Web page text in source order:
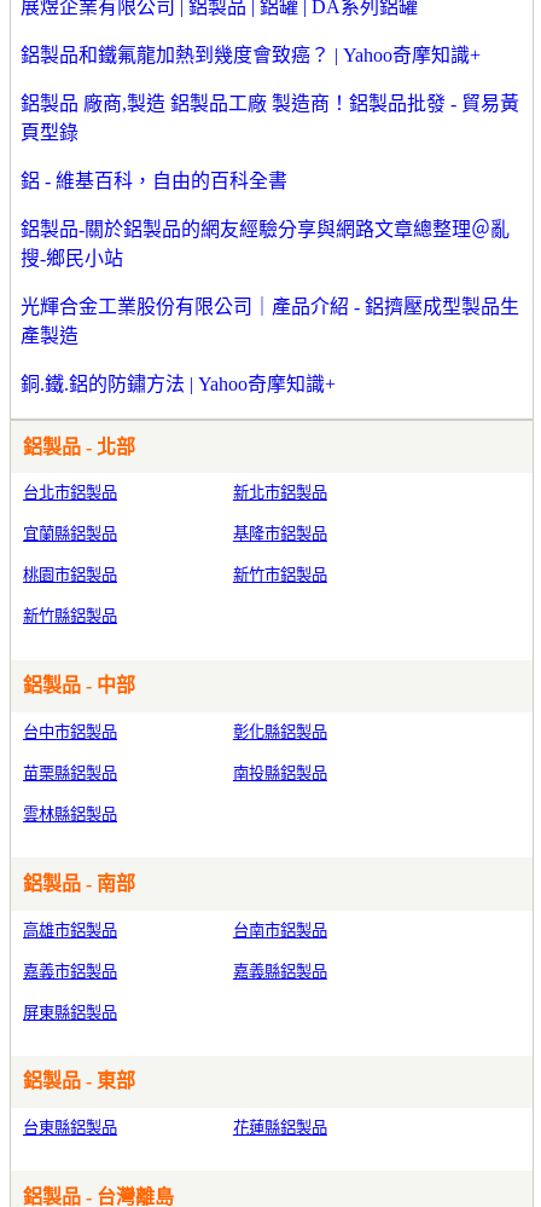
展煜企業有限公司 | 鋁製品 | 鋁罐 | DA系列鋁罐
鋁製品和鐵氟龍加熱到幾度會致癌？ | Yahoo奇摩知識+
鋁製品 廠商,製造 鋁製品工廠 製造商！鋁製品批發 - 貿易黃
頁型錄
鋁 - 維基百科，自由的百科全書
鋁製品-關於鋁製品的網友經驗分享與網路文章總整理＠亂
搜-鄉民小站
光輝合金工業股份有限公司｜產品介紹 - 鋁擠壓成型製品生
產製造
銅.鐵.鋁的防鏽方法 | Yahoo奇摩知識+
鋁製品 - 北部
台北市鋁製品 新北市鋁製品
宜蘭縣鋁製品 基隆市鋁製品
桃園市鋁製品 新竹市鋁製品
新竹縣鋁製品
鋁製品 - 中部
台中市鋁製品 彰化縣鋁製品
苗栗縣鋁製品 南投縣鋁製品
雲林縣鋁製品
鋁製品 - 南部
高雄市鋁製品 台南市鋁製品
嘉義市鋁製品 嘉義縣鋁製品
屏東縣鋁製品
鋁製品 - 東部
台東縣鋁製品 花蓮縣鋁製品
鋁製品 - 台灣離島